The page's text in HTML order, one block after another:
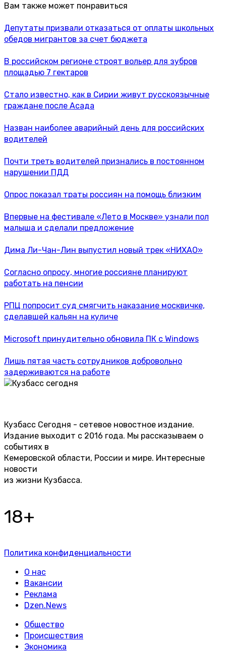
Вам также может понравиться
Депутаты призвали отказаться от оплаты школьных
обедов мигрантов за счет бюджета
В российском регионе строят вольер для зубров
площадью 7 гектаров
Стало известно, как в Сирии живут русскоязычные
граждане после Асада
Назван наиболее аварийный день для российских
водителей
Почти треть водителей признались в постоянном
нарушении ПДД
Опрос показал траты россиян на помощь близким
Впервые на фестивале «Лето в Москве» узнали пол
малыша и сделали предложение
Дима Ли-Чан-Лин выпустил новый трек «НИХАО»
Согласно опросу, многие россияне планируют
работать на пенсии
РПЦ попросит суд смягчить наказание москвичке,
сделавшей кальян на куличе
Microsoft принудительно обновила ПК с Windows
Лишь пятая часть сотрудников добровольно
задерживаются на работе
Кузбасс Сегодня - сетевое новостное издание.
Издание выходит с 2016 года. Мы рассказываем о
событиях в
Кемеровской области, России и мире. Интересные
новости
из жизни Кузбасса.
18+
Политика конфиденциальности
О нас
Вакансии
Реклама
Dzen.News
Общество
Происшествия
Экономика